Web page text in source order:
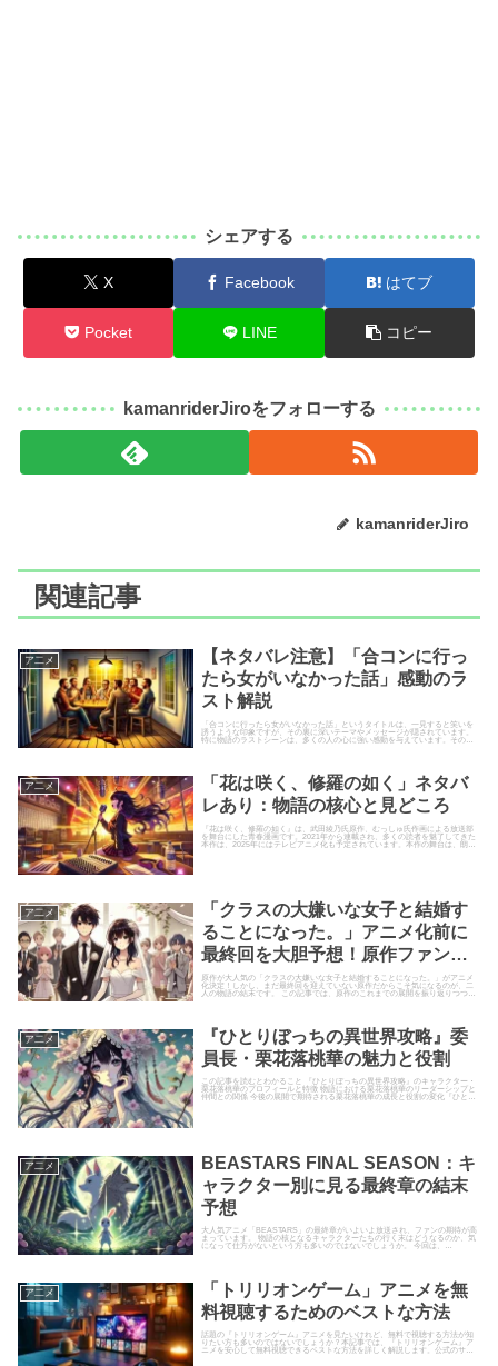
シェアする
X Facebook はてブ
Pocket LINE コピー
kamanriderJiroをフォローする
kamanriderJiro
関連記事
ア二メ
【ネタバレ注意】「合コンに行っ
たら女がいなかった話」感動のラ
スト解説
「合コンに行ったら女がいなかった話」というタイトルは、一見すると笑いを
誘うような印象ですが、その裏に深いテーマやメッセージが隠されています。
特に物語のラストシーンは、多くの人の心に強い感動を与えています。その結
ア二メ
「花は咲く、修羅の如く」ネタバ
レあり：物語の核心と見どころ
『花は咲く、修羅の如く』は、武田綾乃氏原作、むっしゅ氏作画による放送部
を舞台にした青春漫画です。2021年から連載され、多くの読者を魅了してきた
本作は、2025年にはテレビアニメ化も予定されています。本作の舞台は、朗読
ア二メ
「クラスの大嫌いな女子と結婚す
ることになった。」アニメ化前に
最終回を大胆予想！原作ファンが
描く感動の未来
原作が大人気の「クラスの大嫌いな女子と結婚することになった。」がアニメ
化決定！しかし、まだ最終回を迎えていない原作だからこそ気になるのが、二
人の物語の結末です。 この記事では、原作のこれまでの展開を振り返りつつ、
ファン目線で「最終回の感動シ...
ア二メ
『ひとりぼっちの異世界攻略』委
員長・栗花落桃華の魅力と役割
この記事を読むとわかること 『ひとりぼっちの異世界攻略』のキャラクター・
栗花落桃華のプロフィールと特徴 物語における栗花落桃華のリーダーシップと
仲間との関係 今後の展開で期待される栗花落桃華の成長と役割の変化『ひとり
ア二メ
BEASTARS FINAL SEASON：キ
ャラクター別に見る最終章の結末
予想
大人気アニメ「BEASTARS」の最終章がいよいよ放送され、ファンの期待が高
まっています。 物語の核となるキャラクターたちの行く末はどうなるのか、気
になって仕方がないという方も多いのではないでしょうか。 今回は、
ア二メ
「トリリオンゲーム」アニメを無
料視聴するためのベストな方法
話題の『トリリオンゲーム』アニメを見たいけれど、無料で視聴する方法が知
りたい方も多いのではないでしょうか？本記事では、『トリリオンゲーム』ア
ニメを安心して無料視聴できるベストな方法を詳しく解説します。公式のサー